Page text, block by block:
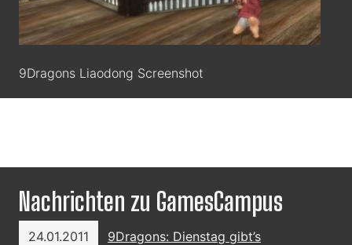
9Dragons Liaodong Screenshot
Nachrichten zu GamesCampus
24.01.2011
9Dragons: Dienstag gibt’s